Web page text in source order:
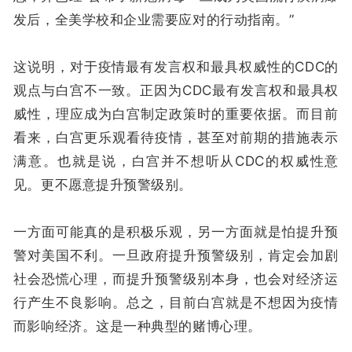
发后，全美学校和企业需要应对的行动指南。”
这说明，对于疫情最有发言权和最具权威性的CDC的
观点与白宫不一致。正因为CDC最有发言权和最具权
威性，理应成为白宫制定政策时的重要依据。而目前
看来，白宫更乐观看待疫情，甚至对前期的措施表示
满意。也就是说，白宫并不想听从CDC的权威性意
见。更不愿意提升预警级别。
一方面可能真的是积极乐观，另一方面就是怕提升预
警对美国不利。一旦政府提升预警级别，肯定会加剧
社会恐慌心理，而提升预警级别本身，也会对经济运
行产生不良影响。总之，目前白宫就是不想因为疫情
而影响经济。这是一种典型的赌博心理。